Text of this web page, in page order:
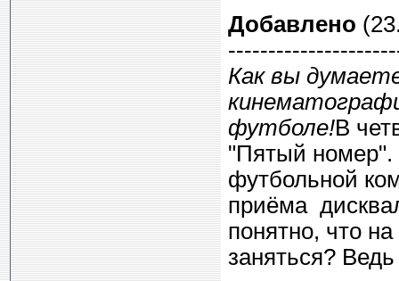
Добавлено
Как вы
футболе!В
"Пятый номер".
футбольной
приёма
понятно, что
заняться?